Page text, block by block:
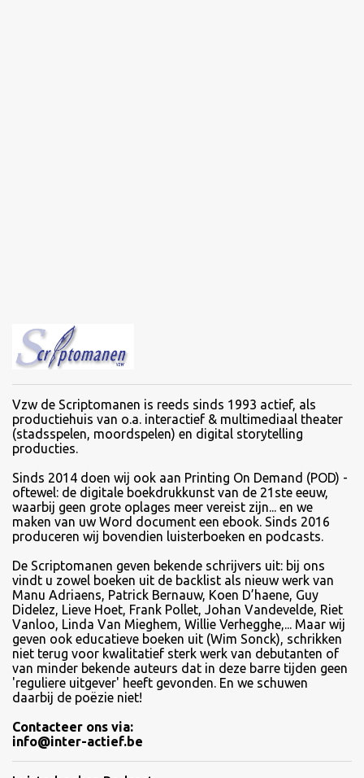
Vzw de Scriptomanen is reeds sinds 1993 actief, als
productiehuis van o.a. interactief & multimediaal theater
(stadsspelen, moordspelen) en digital storytelling
producties.
Sinds 2014 doen wij ook aan Printing On Demand (POD) -
oftewel: de digitale boekdrukkunst van de 21ste eeuw,
waarbij geen grote oplages meer vereist zijn... en we
maken van uw Word document een ebook. Sinds 2016
produceren wij bovendien luisterboeken en podcasts.
De Scriptomanen geven bekende schrijvers uit: bij ons
vindt u zowel boeken uit de backlist als nieuw werk van
Manu Adriaens, Patrick Bernauw, Koen D’haene, Guy
Didelez, Lieve Hoet, Frank Pollet, Johan Vandevelde, Riet
Vanloo, Linda Van Mieghem, Willie Verhegghe,... Maar wij
geven ook educatieve boeken uit (Wim Sonck), schrikken
niet terug voor kwalitatief sterk werk van debutanten of
van minder bekende auteurs dat in deze barre tijden geen
'reguliere uitgever' heeft gevonden. En we schuwen
daarbij de poëzie niet!
Contacteer ons via:
info@inter-actief.be